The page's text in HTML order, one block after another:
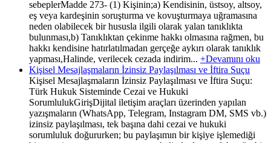
sebeplerMadde 273- (1) Kişinin;a) Kendisinin, üstsoy, altsoy,
eş veya kardeşinin soruşturma ve kovuşturmaya uğramasına
neden olabilecek bir hususla ilgili olarak yalan tanıklıkta
bulunması,b) Tanıklıktan çekinme hakkı olmasına rağmen, bu
hakkı kendisine hatırlatılmadan gerçeğe aykırı olarak tanıklık
yapması,Halinde, verilecek cezada indirim... +Devamını oku
Kişisel Mesajlaşmaların İzinsiz Paylaşılması ve İftira Suçu
Kişisel Mesajlaşmaların İzinsiz Paylaşılması ve İftira Suçu:
Türk Hukuk Sisteminde Cezai ve Hukuki
SorumlulukGirişDijital iletişim araçları üzerinden yapılan
yazışmaların (WhatsApp, Telegram, Instagram DM, SMS vb.)
izinsiz paylaşılması, tek başına dahi cezai ve hukuki
sorumluluk doğururken; bu paylaşımın bir kişiye işlemediği